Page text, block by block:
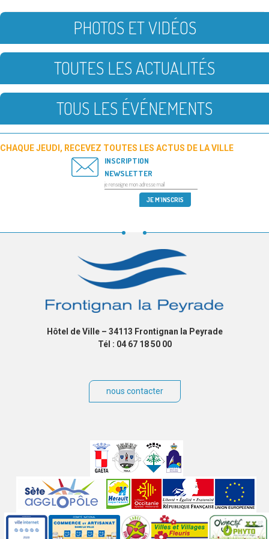
PHOTOS ET VIDÉOS
TOUTES LES ACTUALITÉS
TOUS LES ÉVÉNEMENTS
CHAQUE JEUDI, RECEVEZ TOUTES LES ACTUS DE LA VILLE
INSCRIPTION
NEWSLETTER
Hôtel de Ville – 34113 Frontignan la Peyrade
Tél : 04 67 18 50 00
nous contacter
partenaires
Labels